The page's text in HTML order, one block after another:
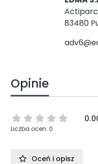
Actiparc
83480
Opinie
Liczba ocen: 0
Oceń i opisz